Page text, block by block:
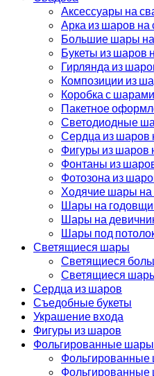
Аксессуары на
Арка из шаров на
Большие шары на
Букеты из шаров
Гирлянда из
Композиции из
Коробка с
Пакетное
Светодиодные
Сердца из шаров
Фигуры из шаров
Фонтаны из
Фотозона из
Ходячие шары на
Шары на
Шары на
Шары под
Светящиеся шары
Светящиеся
Светящиеся
Сердца из шаров
Съедобные букеты
Украшение входа
Фигуры из шаров
Фольгированные шары
Фольгированные
Фольгированные